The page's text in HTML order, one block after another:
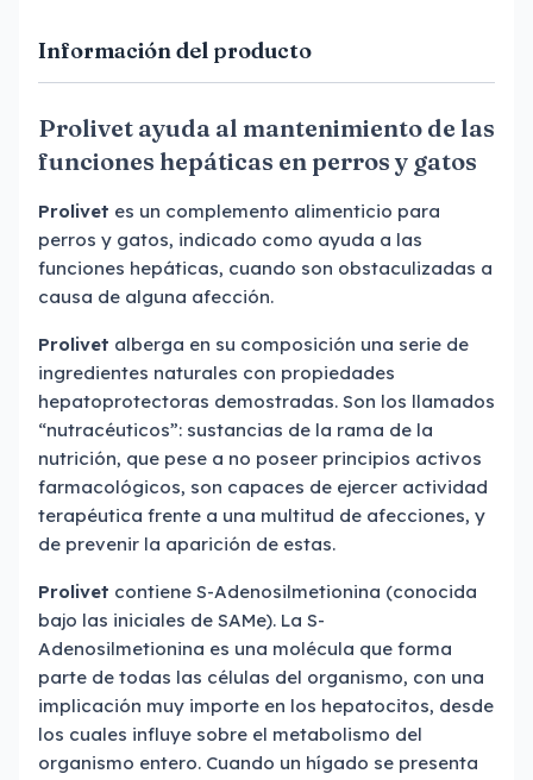
Información del producto
Prolivet ayuda al mantenimiento de las
funciones hepáticas en perros y gatos
Prolivet es un complemento alimenticio para
perros y gatos, indicado como ayuda a las
funciones hepáticas, cuando son obstaculizadas a
causa de alguna afección.
Prolivet alberga en su composición una serie de
ingredientes naturales con propiedades
hepatoprotectoras demostradas. Son los llamados
“nutracéuticos”: sustancias de la rama de la
nutrición, que pese a no poseer principios activos
farmacológicos, son capaces de ejercer actividad
terapéutica frente a una multitud de afecciones, y
de prevenir la aparición de estas.
Prolivet contiene S-Adenosilmetionina (conocida
bajo las iniciales de SAMe). La S-
Adenosilmetionina es una molécula que forma
parte de todas las células del organismo, con una
implicación muy importe en los hepatocitos, desde
los cuales influye sobre el metabolismo del
organismo entero. Cuando un hígado se presenta